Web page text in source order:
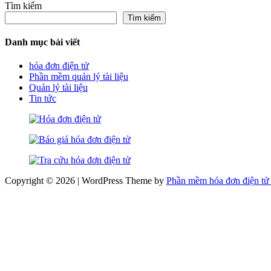
Tìm kiếm
Tìm kiếm
Danh mục bài viết
hóa đơn điện tử
Phần mềm quản lý tài liệu
Quản lý tài liệu
Tin tức
Copyright © 2026 | WordPress Theme by Phần mềm hóa đơn điện